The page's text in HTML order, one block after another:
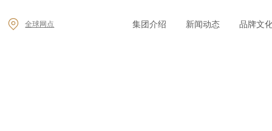
全球网点 集团介绍 新闻动态 品牌文